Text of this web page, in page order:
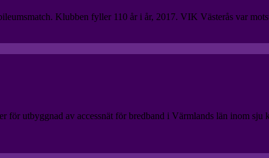
Klubben fyller 110 år i år, 2017. VIK Västerås var
utbyggnad av accessnät för bredband i Värmlands län inom